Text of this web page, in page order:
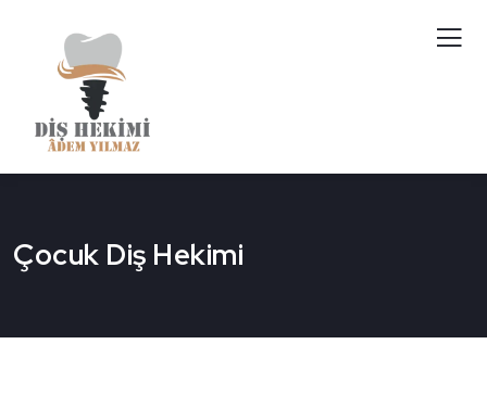
Çocuk Diş Hekimi